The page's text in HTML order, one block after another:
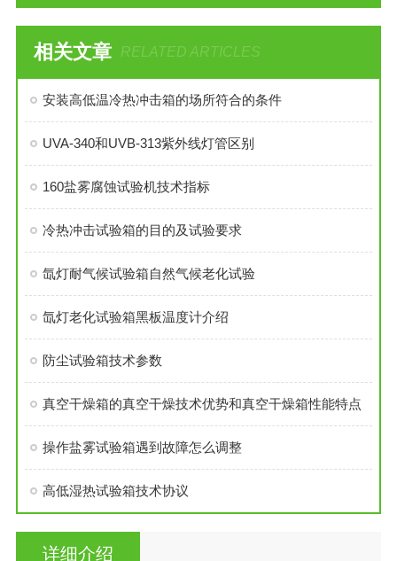
相关文章 RELATED ARTICLES
安装高低温冷热冲击箱的场所符合的条件
UVA-340和UVB-313紫外线灯管区别
160盐雾腐蚀试验机技术指标
冷热冲击试验箱的目的及试验要求
氙灯耐气候试验箱自然气候老化试验
氙灯老化试验箱黑板温度计介绍
防尘试验箱技术参数
真空干燥箱的真空干燥技术优势和真空干燥箱性能特点
操作盐雾试验箱遇到故障怎么调整
高低湿热试验箱技术协议
详细介绍